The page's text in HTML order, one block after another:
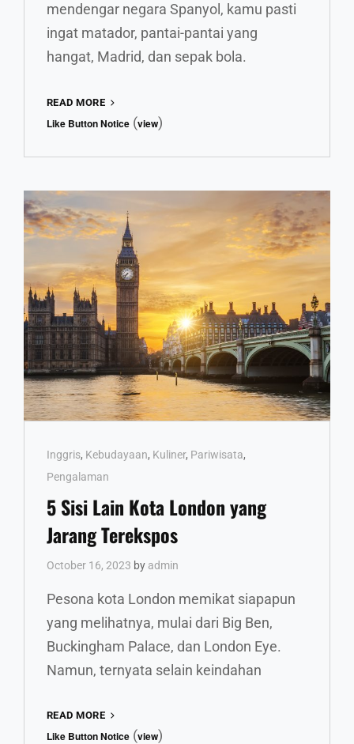
mendengar negara Spanyol, kamu pasti
ingat matador, pantai-pantai yang
hangat, Madrid, dan sepak bola.
READ MORE
INTIP
NYENTRIK!
Like Button Notice (view)
Cat
Links
Inggris, Kebudayaan, Kuliner, Pariwisata,
Pengalaman
5 Sisi Lain Kota London yang
Jarang Terekspos
October 16, 2023 by admin
Pesona kota London memikat siapapun
yang melihatnya, mulai dari Big Ben,
Buckingham Palace, dan London Eye.
Namun, ternyata selain keindahan
READ MORE
SISI
Like Button Notice (view)